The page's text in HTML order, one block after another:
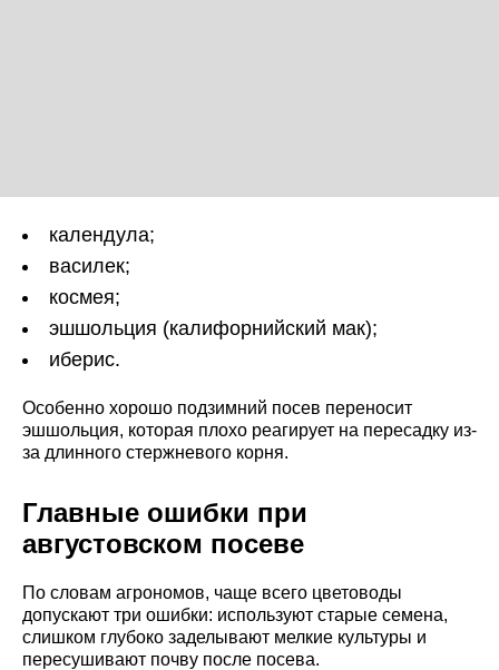
календула;
василек;
космея;
эшшольция (калифорнийский мак);
иберис.
Особенно хорошо подзимний посев переносит
эшшольция, которая плохо реагирует на пересадку из-
за длинного стержневого корня.
Главные ошибки при
августовском посеве
По словам агрономов, чаще всего цветоводы
допускают три ошибки: используют старые семена,
слишком глубоко заделывают мелкие культуры и
пересушивают почву после посева.